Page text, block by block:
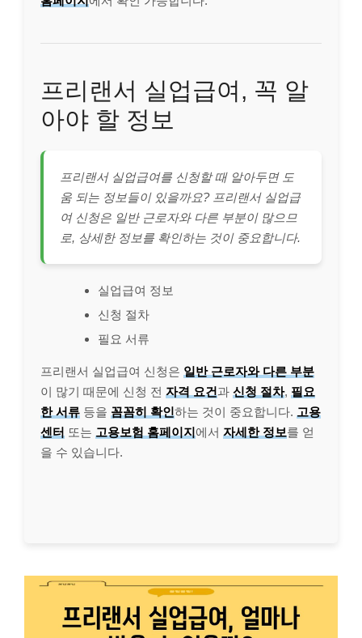
프리랜서 실업급여, 꼭 알
아야 할 정보
프리랜서 실업급여를 신청할 때 알아두면 도
움 되는 정보들이 있을까요? 프리랜서 실업급
여 신청은 일반 근로자와 다른 부분이 많으므
로, 상세한 정보를 확인하는 것이 중요합니다.
실업급여 정보
신청 절차
필요 서류
프리랜서 실업급여 신청은 일반 근로자와 다른 부분
이 많기 때문에 신청 전 자격 요건과 신청 절차, 필요
한 서류 등을 꼼꼼히 확인하는 것이 중요합니다. 고용
센터 또는 고용보험 홈페이지에서 자세한 정보를 얻
을 수 있습니다.